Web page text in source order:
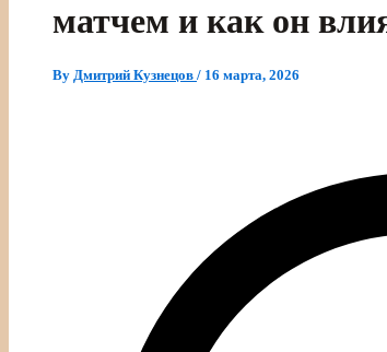
матчем и как он
By Дмитрий Кузнецов / 16 марта, 2026